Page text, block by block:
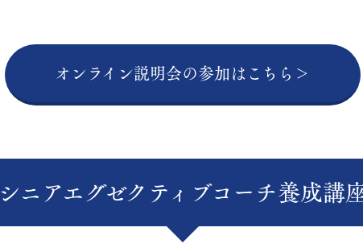
オンライン説明会の参加はこちら＞
シニアエグゼクティブコーチ養成講